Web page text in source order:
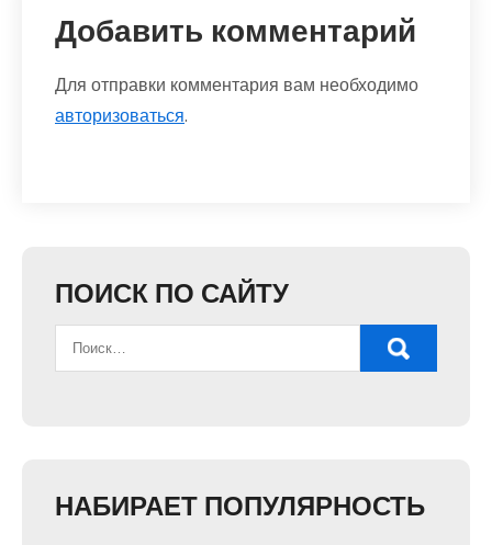
Добавить комментарий
Для отправки комментария вам необходимо
авторизоваться.
ПОИСК ПО САЙТУ
НАБИРАЕТ ПОПУЛЯРНОСТЬ